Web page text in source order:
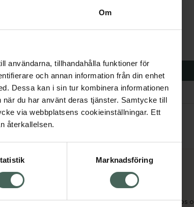
Om
användarna, tillhandahålla funktioner för
och annan information från din enhet
Dessa kan i sin tur kombinera informationen
du har använt deras tjänster. Samtycke till
via webbplatsens cookieinställningar. Ett
återkallelsen.
Marknadsföring
1337,41 kr
Köp via ditt recept
Om recept och läkemedel
Högkostnadsskyddet
Jobba hos